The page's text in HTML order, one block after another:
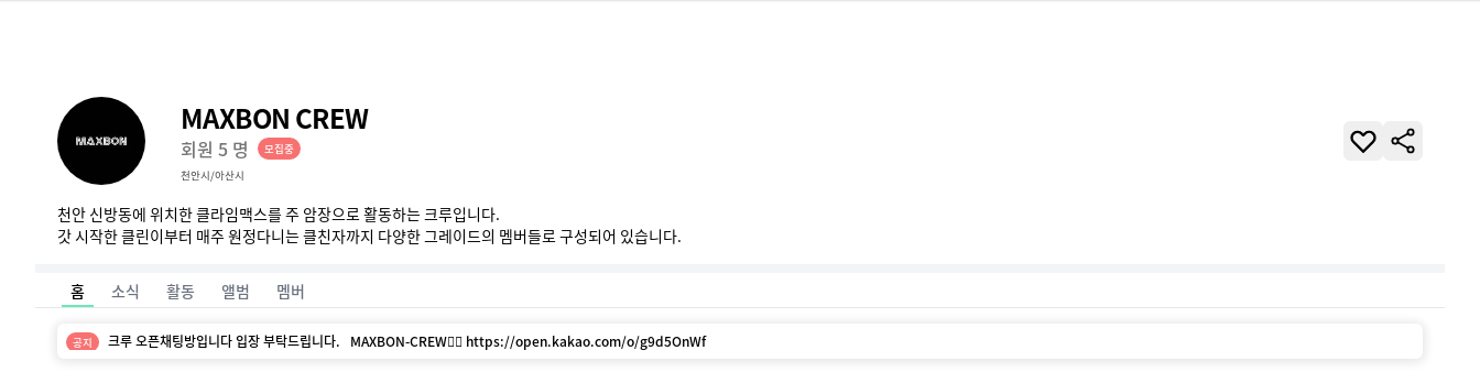
MAXBON CREW
회원 5 명
모집중
천안시/아산시
천안 신방동에 위치한 클라임맥스를 주 암장으로 활동하는 크루입니다.
갓 시작한 클린이부터 매주 원정다니는 클친자까지 다양한 그레이드의 멤버들로 구성되어 있습니다.
홈 소식 활동 앨범 멤버
공지 크루 오픈채팅방입니다 입장 부탁드립니다. MAXBON-CREW🧗‍♀️ https://open.kakao.com/o/g9d5OnWf